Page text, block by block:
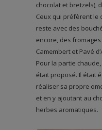
chocolat et bretzels),
Ceux qui préfèrent le
reste avec des
encore, des
Camembert et Pavé
Pour la partie
était proposé. Il était
réaliser sa propre
et en y ajoutant au
herbes aromatiques.